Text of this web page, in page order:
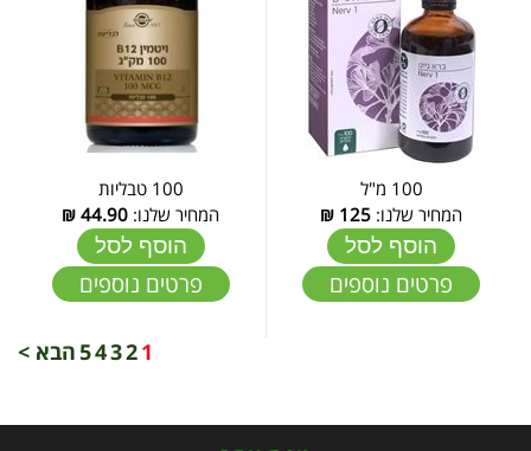
100 מ"ל
המחיר שלנו: 125
₪
הוסף לסל
פרטים נוספים
100 טבליות
המחיר שלנו: 44.90
₪
הוסף לסל
פרטים נוספים
1
2
3
4
5הבא >